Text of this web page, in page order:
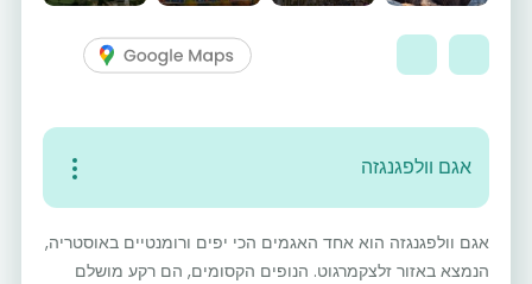
אגם וולפגנגזה
אגם וולפגנגזה הוא אחד האגמים הכי יפים ורומנטיים באוסטריה,
הנמצא באזור זלצקמרגוט. הנופים הקסומים, הם רקע מושלם